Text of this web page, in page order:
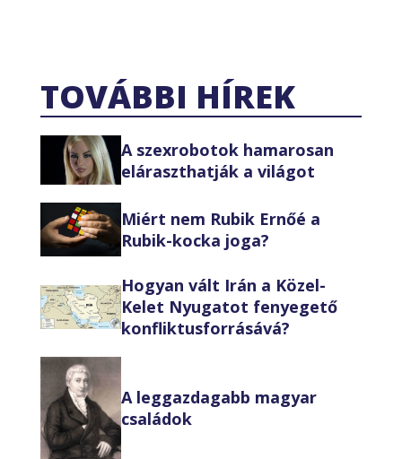
TOVÁBBI HÍREK
A szexrobotok hamarosan
eláraszthatják a világot
Miért nem Rubik Ernőé a
Rubik-kocka joga?
Hogyan vált Irán a Közel-
Kelet Nyugatot fenyegető
konfliktusforrásává?
A leggazdagabb magyar
családok